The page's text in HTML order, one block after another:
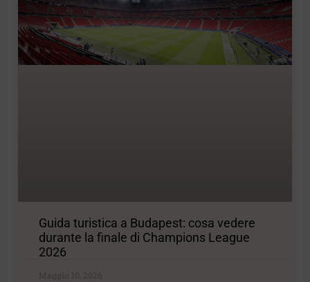
Guida turistica a Budapest: cosa vedere
durante la finale di Champions League
2026
Maggio 10, 2026